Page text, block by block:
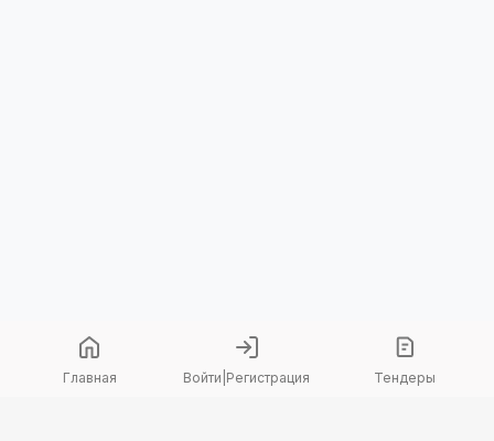
Главная Войти Регистрация Тендеры